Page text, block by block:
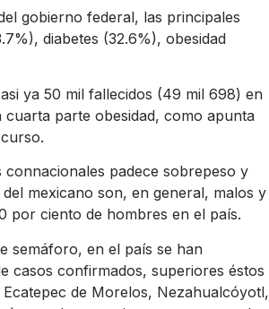
gobierno federal, las principales
diabetes (32.6%), obesidad
ya 50 mil fallecidos (49 mil 698) en
parte obesidad, como apunta
padece sobrepeso y
mexicano son, en general, malos y
por ciento de hombres en el país.
semáforo, en el país se han
casos confirmados, superiores éstos
de Morelos, Nezahualcóyotl,